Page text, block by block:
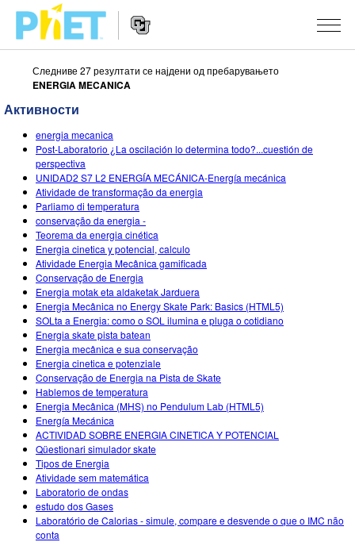
Пребарај
веб
страната
Website
СИМУЛАЦИИ
All Sims
Физика
Математика
Хемија
Географија
Биологија
Преведени симулации
Customizable Sims
STUDIO
About Studio
Customizable Sims
Start a Free Trial
Purchase a License
НАСТАВА
Разгледај Активности
Споделете ги вашите активности
Activity Contribution Guidelines
Virtual Workshops
Professional Learning with PhET
Teaching with PhET
ИСТРАЖУВАЊА
INITIATIVES
Inclusive Design
PhET Global
Data Fluency
DEIB in STEM Ed
SceneryStack OSE
Impact Report
НАЈАВИ СЕ / РЕГИСТРИРАЈ СЕ
НАЈАВИ СЕ / РЕГИСТРИРАЈ СЕ
Следниве 27 резултати се најдени од пребарувањето
ENERGIA MECANICA
Активности
energia mecanica
Post-Laboratorio ¿La oscilación lo determina todo?...cuestión de
perspectiva
UNIDAD2 S7 L2 ENERGÍA MECÁNICA-Energía mecánica
Atividade de transformação da energia
Parliamo di temperatura
conservação da energia -
Teorema da energia cinética
Energia cinetica y potencial, calculo
Atividade Energia Mecânica gamificada
Conservação de Energia
Energia motak eta aldaketak Jarduera
Energia Mecânica no Energy Skate Park: Basics (HTML5)
SOLta a Energia: como o SOL ilumina e pluga o cotidiano
Energia skate pista batean
Energia mecânica e sua conservação
Energia cinetica e potenziale
Conservação de Energia na Pista de Skate
Hablemos de temperatura
Energia Mecânica (MHS) no Pendulum Lab (HTML5)
Energía Mecánica
ACTIVIDAD SOBRE ENERGIA CINETICA Y POTENCIAL
Qüestionari simulador skate
Tipos de Energia
Atividade sem matemática
Laboratorio de ondas
estudo dos Gases
Laboratório de Calorias - simule, compare e desvende o que o IMC não
conta